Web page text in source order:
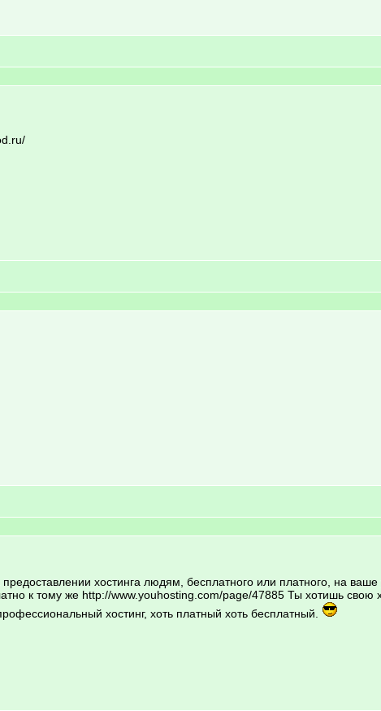
хостинга людям, бесплатного или платного, на
к тому же http://www.youhosting.com/page/47885 Ты хотишь
хостинг, хоть платный хоть бесплатный.